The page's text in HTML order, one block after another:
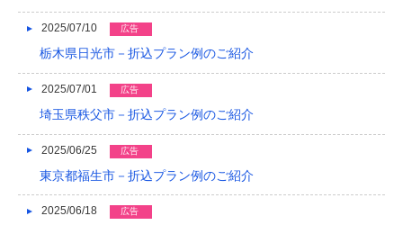
2017/02
2017/01
2016/11
2016/10
2016/09
2016/08
2025/07/10 広告
栃木県日光市－折込プラン例のご紹介
2025/07/01 広告
埼玉県秩父市－折込プラン例のご紹介
2025/06/25 広告
東京都福生市－折込プラン例のご紹介
2025/06/18 広告